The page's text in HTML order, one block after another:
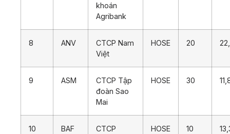
khoán
Agribank
8 ANV
CTCP Nam
Việt
HOSE 20
9 ASM
CTCP Tập
đoàn Sao
Mai
HOSE 30
10 BAF
CTCP
HOSE 10